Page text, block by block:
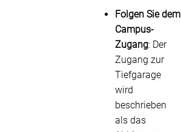
Folgen Sie dem
Campus-
Zugang: Der
Zugang zur
Tiefgarage
wird
beschrieben
als das